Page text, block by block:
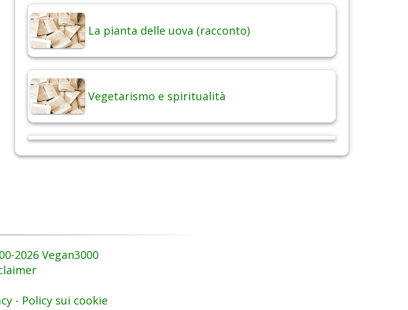
La pianta delle uova (racconto)
Vegetarismo e spiritualità
2026 Vegan3000
- Policy sui cookie